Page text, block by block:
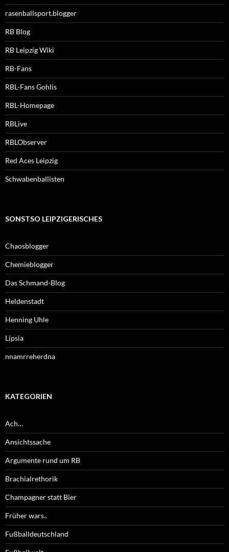
rasenballsport.blogger
RB Blog
RB Leipzig Wiki
RB-Fans
RBL-Fans Gohlis
RBL-Homepage
RBLive
RBLObserver
Red Aces Leipzig
Schwabenballisten
SONSTSO LEIPZIGERISCHES
Chaosblogger
Chemieblogger
Das Schmand-Blog
Heldenstadt
Henning Uhle
Lipsia
nnamrreherdna
KATEGORIEN
Ach…
Ansichtssache
Argumente rund um RB
Brachialrethorik
Champagner statt Bier
Früher wars..
Fußballdeutschland